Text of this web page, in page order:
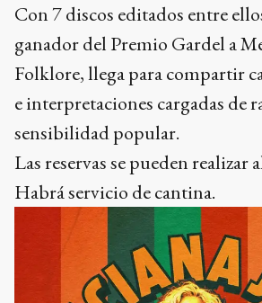
Con 7 discos editados entre
ganador del Premio Gardel a
Folklore, llega para compartir
e interpretaciones cargadas de
sensibilidad popular.
Las reservas se pueden realizar
Habrá servicio de cantina.